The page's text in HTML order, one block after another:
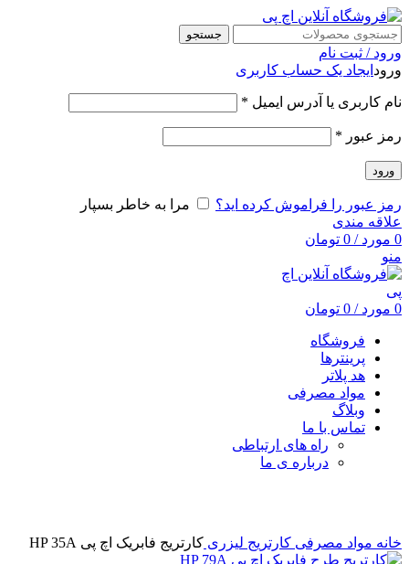
جستجو
ورود / ثبت نام
ورود ایجاد یک حساب کاربری
نام کاربری یا آدرس ایمیل *
رمز عبور *
ورود
رمز عبور را فراموش کرده اید؟
مرا به خاطر بسپار
علاقه مندی
0 مورد /
0 تومان
منو
0 مورد /
0 تومان
فروشگاه
پرینترها
هد پلاتر
مواد مصرفی
وبلاگ
تماس با ما
راه های ارتباطی
درباره ی ما
خانه مواد مصرفی کارتریج لیزری کارتریج فابریک اچ پی HP 35A